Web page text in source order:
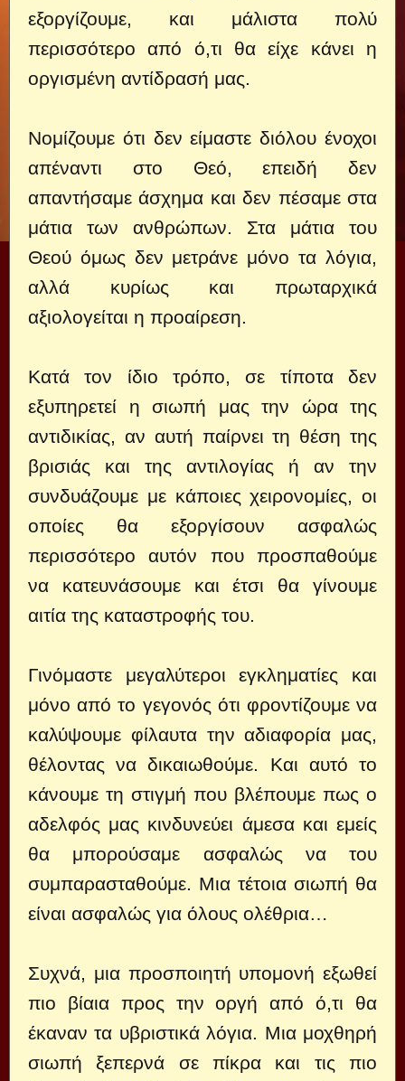
εξοργίζουμε, και μάλιστα πολύ
περισσότερο από ό,τι θα είχε κάνει η
οργισμένη αντίδρασή μας.
Νομίζουμε ότι δεν είμαστε διόλου ένοχοι
απέναντι στο Θεό, επειδή δεν
απαντήσαμε άσχημα και δεν πέσαμε στα
μάτια των ανθρώπων. Στα μάτια του
Θεού όμως δεν μετράνε μόνο τα λόγια,
αλλά κυρίως και πρωταρχικά
αξιολογείται η προαίρεση.
Κατά τον ίδιο τρόπο, σε τίποτα δεν
εξυπηρετεί η σιωπή μας την ώρα της
αντιδικίας, αν αυτή παίρνει τη θέση της
βρισιάς και της αντιλογίας ή αν την
συνδυάζουμε με κάποιες χειρονομίες, οι
οποίες θα εξοργίσουν ασφαλώς
περισσότερο αυτόν που προσπαθούμε
να κατευνάσουμε και έτσι θα γίνουμε
αιτία της καταστροφής του.
Γινόμαστε μεγαλύτεροι εγκληματίες και
μόνο από το γεγονός ότι φροντίζουμε να
καλύψουμε φίλαυτα την αδιαφορία μας,
θέλοντας να δικαιωθούμε. Και αυτό το
κάνουμε τη στιγμή που βλέπουμε πως ο
αδελφός μας κινδυνεύει άμεσα και εμείς
θα μπορούσαμε ασφαλώς να του
συμπαρασταθούμε. Μια τέτοια σιωπή θα
είναι ασφαλώς για όλους ολέθρια…
Συχνά, μια προσποιητή υπομονή εξωθεί
πιο βίαια προς την οργή από ό,τι θα
έκαναν τα υβριστικά λόγια. Μια μοχθηρή
σιωπή ξεπερνά σε πίκρα και τις πιο